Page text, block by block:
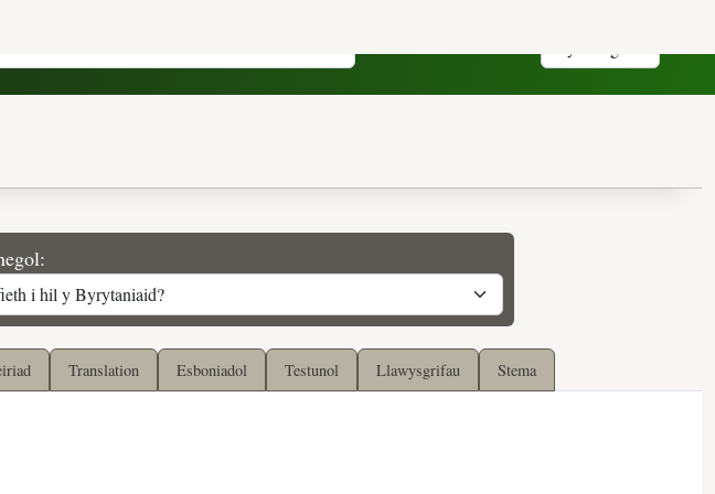
Translation Esboniadol Testunol Llawysgrifau Stema